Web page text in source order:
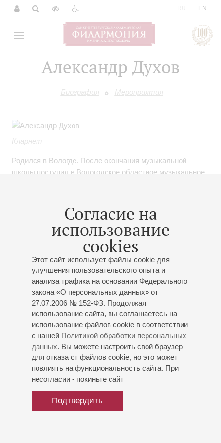
EN
Александр Духов
Биография Мероприятия
Согласие на
использование
cookies
Этот сайт использует файлы cookie для
улучшения пользовательского опыта и
анализа трафика на основании Федерального
закона «О персональных данных» от
27.07.2006 № 152-ФЗ. Продолжая
использование сайта, вы соглашаетесь на
использование файлов cookie в соответствии
с нашей Политикой обработки персональных
данных. Вы можете настроить свой браузер
для отказа от файлов cookie, но это может
повлиять на функциональность сайта. При
несогласии - покиньте сайт
Подтвердить
Кларнет
Родился в Вологде. После окончания музыкальной
школы поступил в Вологодское областное музыкальное
государственного педагогического университета. С 2002
года работал в составе концертного оркестра «Классик-
модерн бэнд». Сотрудничал с камерным оркестром под
управлением А.Н.Лоскутова. С 2005 года часто выступал
с известным баянистом М.Наумовым. Совместная
работа принесла музыкантам победы в международных
музыкальных состязаниях: звание лауреата на конкурсе
в городе Монтезе (Италия) и на конкурсе «Весенние
голоса» в Москве.
С 2011 года Александр Духов является солистом
Адмиралтейского оркестра Ленинградской военно-
морской базы.